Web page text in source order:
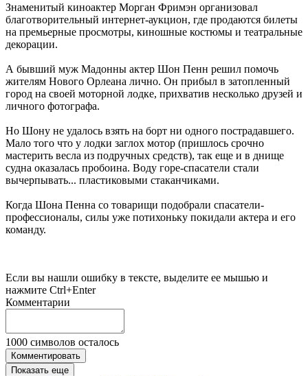
Знаменитый киноактер Морган Фримэн организовал
благотворительный интернет-аукцион, где продаются билеты
на премьерные просмотры, киношные костюмы и театральные
декорации.
А бывший муж Мадонны актер Шон Пенн решил помочь
жителям Нового Орлеана лично. Он прибыл в затопленный
город на своей моторной лодке, прихватив несколько друзей и
личного фотографа.
Но Шону не удалось взять на борт ни одного пострадавшего.
Мало того что у лодки заглох мотор (пришлось срочно
мастерить весла из подручных средств), так еще и в днище
судна оказалась пробоина. Воду горе-спасатели стали
вычерпывать... пластиковыми стаканчиками.
Когда Шона Пенна со товарищи подобрали спасатели-
профессионалы, силы уже потихоньку покидали актера и его
команду.
Если вы нашли ошибку в тексте, выделите ее мышью и
нажмите Ctrl+Enter
Комментарии
1000 символов осталось
Комментировать
Показать еще